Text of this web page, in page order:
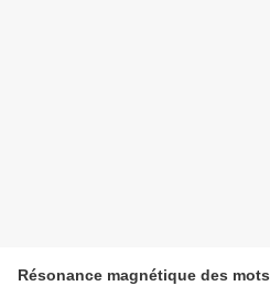
Résonance magnétique des mots